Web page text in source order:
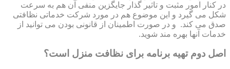
در کنار امور مثبت و تاثیر گذار جایگزین منفی آن هم به سرعت
شکل می گیرد و این موضوع هم در مورد شرکت خدماتی نظافتی
صدق می کند. و در صورت اطمینان از قانونی بودن می توانید از
خدمات آنها بهره مند شوید.
اصل دوم تهیه برنامه برای نظافت منزل است؟